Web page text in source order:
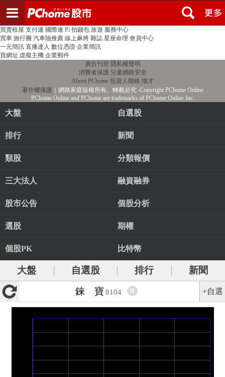
PChome首頁 線上購物 24h購物 書店
買賣租屋 支付連 國際連 Pi 拍錢包 旅遊 服務中心
買車 旅行團 汽車險推薦 線上麻將 雜誌 星座命理 會員中心
一元簡訊 直播達人 數位憑證 企業簡訊
買網址 虛擬主機 企業郵件
廣告刊登 隱私權聲明
消費者保護 兒童網路安全
About PChome 投資人聯絡 徵才
著作權保護 ｜網路家庭版權所有、轉載必究‧Copyright PChome Online
PChome Online and PChome are trademarks of PChome Online Inc.
大盤 自選股
排行 新聞
類股 分類報價
三大法人 融資融券
股市公告 個股分析
選股 期權
個股PK 比特幣
大盤 自選股 排行
新聞
錸 寶 8104 N +自選